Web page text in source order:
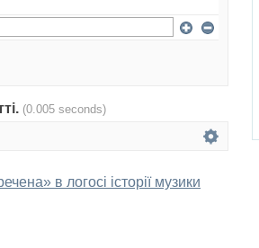
(0.005 seconds)
в логосі історії музики